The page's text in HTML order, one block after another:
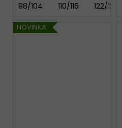
98/104 110/116 122/128
NOVINKA